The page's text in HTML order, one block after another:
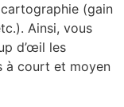
(gain
Ainsi, vous
d’œil les
à court et moyen